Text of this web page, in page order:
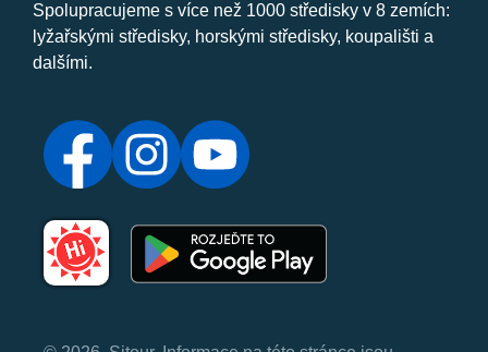
Spolupracujeme s více než 1000 středisky v 8 zemích:
lyžařskými středisky, horskými středisky, koupališti a
dalšími.